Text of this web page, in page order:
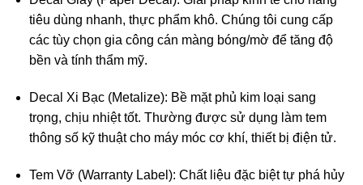
tiêu dùng nhanh, thực phẩm khô. Chúng tôi cung cấp
các tùy chọn gia công cán màng bóng/mờ để tăng độ
bền và tính thẩm mỹ.
Decal Xi Bạc (Metalize): Bề mặt phủ kim loại sang
trọng, chịu nhiệt tốt. Thường được sử dụng làm tem
thông số kỹ thuật cho máy móc cơ khí, thiết bị điện tử.
Tem Vỡ (Warranty Label): Chất liệu đặc biệt tự phá hủy